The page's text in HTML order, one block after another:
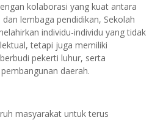
kolaborasi yang kuat antara
lembaga pendidikan, Sekolah
individu-individu yang tidak
tetapi juga memiliki
pekerti luhur, serta
daerah.
masyarakat untuk terus